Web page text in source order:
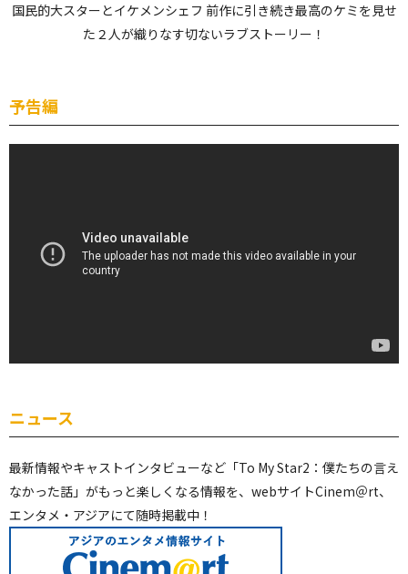
国民的大スターとイケメンシェフ 前作に引き続き最高のケミを見せ
た２人が織りなす切ないラブストーリー！
予告編
ニュース
最新情報やキャストインタビューなど「To My Star2：僕たちの言え
なかった話」がもっと楽しくなる情報を、webサイトCinem＠rt、
エンタメ・アジアにて随時掲載中！